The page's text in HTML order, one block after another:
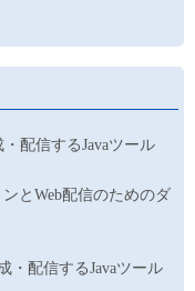
配信するJavaツール
とWeb配信のためのダ
・配信するJavaツール